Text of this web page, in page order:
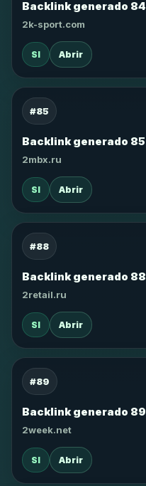
Backlink generado 84
2k-sport.com
SI Abrir
#85
Backlink generado 85
2mbx.ru
SI Abrir
#88
Backlink generado 88
2retail.ru
SI Abrir
#89
Backlink generado 89
2week.net
SI Abrir